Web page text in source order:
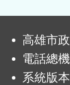
高雄市
電話總
系統版本